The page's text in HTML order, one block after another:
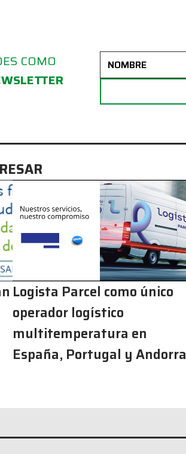
COMO
Logista Parcel como único
operador logístico
multitemperatura en
España, Portugal y Andorra